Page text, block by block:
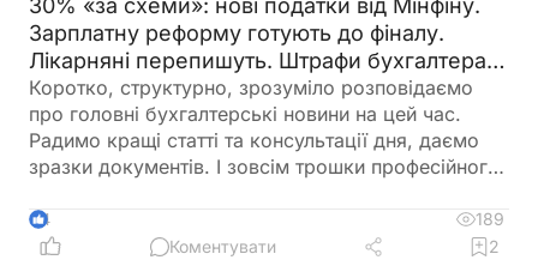
30% «за схеми»: нові податки від Мінфіну.
Зарплатну реформу готують до фіналу.
Лікарняні перепишуть. Штрафи бухгалтерам
– теж. 🙋‍♀️ Вечірній бухгалтер від 07.08.2026
Коротко, структурно, зрозуміло розповідаємо
про головні бухгалтерські новини на цей час.
Радимо кращі статті та консультації дня, даємо
зразки документів. І зовсім трошки професійного
4
189
Коментувати
2